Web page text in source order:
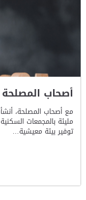
أصحاب المصلحة
مع أصحاب المصلحة،
مليئة بالمجمعات
توفير بيئة معيشية…